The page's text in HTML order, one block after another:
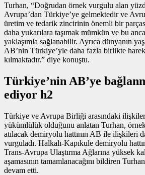
Turhan, “Doğrudan örnek vurgulu alan
Avrupa’dan Türkiye’ye gelmektedir ve
üretim ve tedarik zincirinin önemli bir
daha yukarılara taşımak mümkün ve bu
yaklaşımla sağlanabilir. Ayrıca dünyanın
AB’nin Türkiye’yle daha fazla birlikte
kılmaktadır.” diye konuştu.
Türkiye’nin AB’ye
ediyor h2
Türkiye ve Avrupa Birliği arasındaki
yükümlülük olduğunu anlatan Turhan,
atılacak demiryolu hattının AB ile ilişkileri
vurguladı. Halkalı-Kapıkule demiryolu
Trans-Avrupa Ulaştırma Ağlarına yüksek
aşamasının tamamlanacağını bildiren
devam etti.